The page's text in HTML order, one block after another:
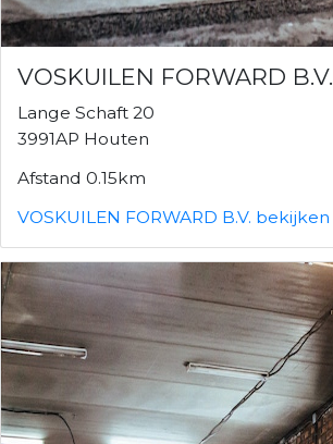
VOSKUILEN FORWARD B.V.
Lange Schaft 20
3991AP Houten
Afstand 0.15km
VOSKUILEN FORWARD B.V. bekijken